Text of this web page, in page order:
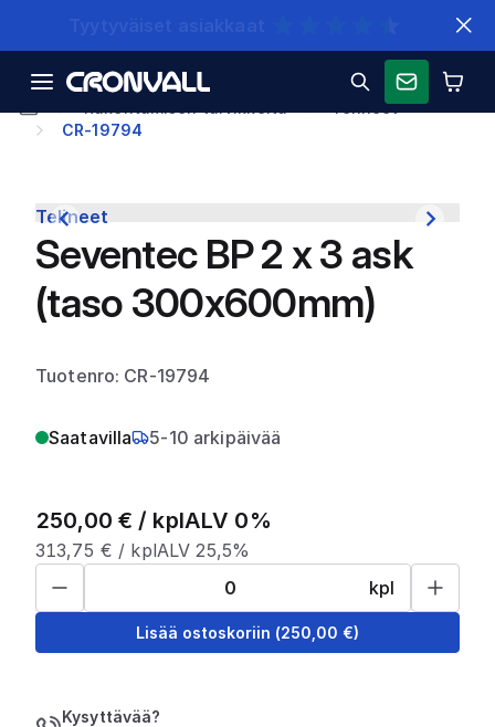
Telineet
CR-19794
Telineet
Seventec BP 2 x 3 ask
(taso 300x600mm)
Tuotenro: CR-19794
Saatavilla 5-10 arkipäivää
250,00 € / kplALV 0%
313,75 € / kplALV 25,5%
kpl
Lisää ostoskoriin (250,00 €)
Kysyttävää?